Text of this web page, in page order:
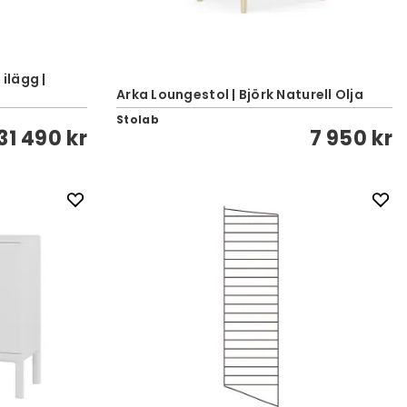
ilägg |
490 kr
Arka Loungestol | Björk Naturell Olja
Stolab
7 950 kr